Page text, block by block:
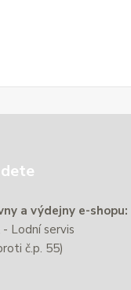
a výdejny e-shopu:
Lodní servis
č.p. 55)